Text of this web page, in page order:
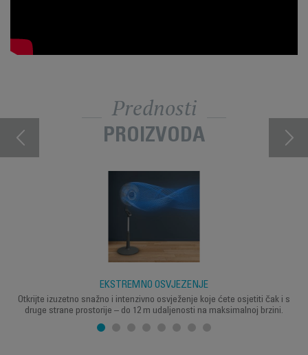
Prednosti
PROIZVODA
EKSTREMNO OSVJEŽENJE
Otkrijte izuzetno snažno i intenzivno osvježenje koje ćete osjetiti čak i s
druge strane prostorije – do 12 m udaljenosti na maksimalnoj brzini.